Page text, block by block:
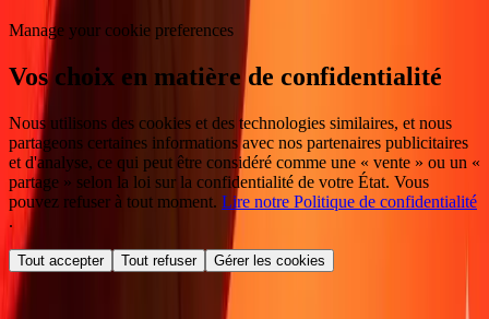
Manage your cookie preferences
Vos choix en matière de confidentialité
Nous utilisons des cookies et des technologies similaires, et nous
partageons certaines informations avec nos partenaires publicitaires
et d'analyse, ce qui peut être considéré comme une « vente » ou un «
partage » selon la loi sur la confidentialité de votre État. Vous
pouvez refuser à tout moment. Lire notre Politique de confidentialité
.
Tout accepter Tout refuser Gérer les cookies